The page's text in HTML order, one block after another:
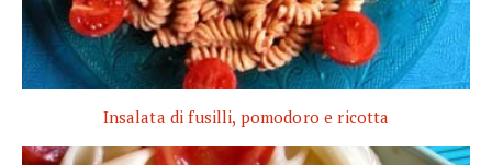
Insalata di fusilli, pomodoro e ricotta